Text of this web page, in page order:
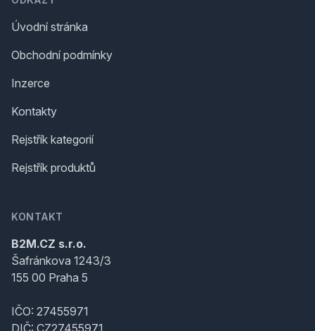
Úvodní stránka
Obchodní podmínky
Inzerce
Kontakty
Rejstřík kategorií
Rejstřík produktů
KONTAKT
B2M.CZ s.r.o.
Šafránkova 1243/3
155 00 Praha 5
IČO: 27455971
DIČ: CZ27455971